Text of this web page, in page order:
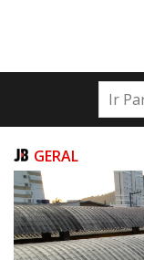
GERAL